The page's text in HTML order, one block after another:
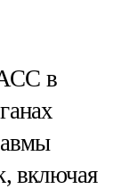
в
включая